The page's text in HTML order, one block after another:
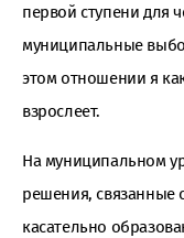
первой ступени для
муниципальные
этом отношении я
взрослеет.
На муниципальном
решения, связанные
касательно